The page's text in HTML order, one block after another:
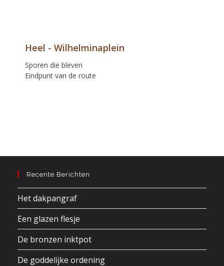
Heel - Wilhelminaplein
Sporen die bleven
Eindpunt van de route
Recente Berichten
Het dakpangraf
Een glazen flesje
De bronzen inktpot
De goddelijke ordening